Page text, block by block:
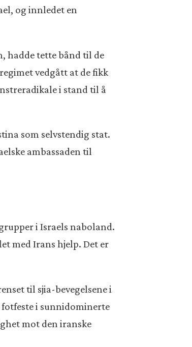
og innledet en
hadde tette bånd til de
vedgått at de fikk
i stand til å
som selvstendig stat.
ambassaden til
i Israels naboland.
med Irans hjelp. Det er
til sjia-bevegelsene i
i sunnidominerte
mot den iranske